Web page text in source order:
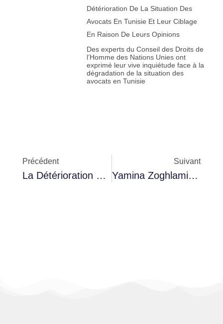
Détérioration De La Situation Des
Avocats En Tunisie Et Leur Ciblage
En Raison De Leurs Opinions
Des experts du Conseil des Droits de
l’Homme des Nations Unies ont
exprimé leur vive inquiétude face à la
dégradation de la situation des
avocats en Tunisie
Précédent
La Détérioration De L’état De Santé De Quatre Prisonniers D’opinion En Tunisie Ignorée Par Les Autorités
Suivant
Yamina Zoghlami Interrogée Dans L’affaire De La Session Parlementaire Virtuelle, Libérée Sous Caution